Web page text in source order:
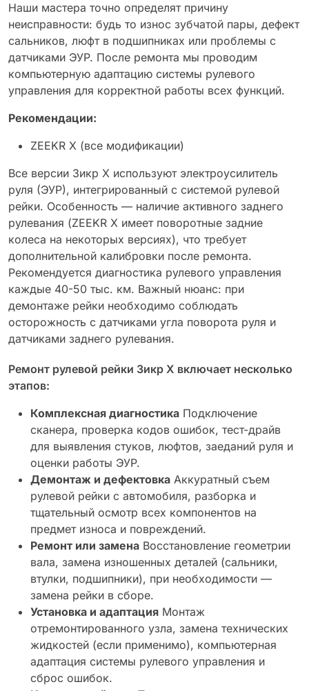
Наши мастера точно определят причину
неисправности: будь то износ зубчатой пары, дефект
сальников, люфт в подшипниках или проблемы с
датчиками ЭУР. После ремонта мы проводим
компьютерную адаптацию системы рулевого
управления для корректной работы всех функций.
Рекомендации:
ZEEKR X (все модификации)
Все версии Зикр X используют электроусилитель
руля (ЭУР), интегрированный с системой рулевой
рейки. Особенность — наличие активного заднего
рулевания (ZEEKR X имеет поворотные задние
колеса на некоторых версиях), что требует
дополнительной калибровки после ремонта.
Рекомендуется диагностика рулевого управления
каждые 40-50 тыс. км. Важный нюанс: при
демонтаже рейки необходимо соблюдать
осторожность с датчиками угла поворота руля и
датчиками заднего рулевания.
Ремонт рулевой рейки Зикр X включает несколько
этапов:
Комплексная диагностика Подключение
сканера, проверка кодов ошибок, тест-драйв
для выявления стуков, люфтов, заеданий руля и
оценки работы ЭУР.
Демонтаж и дефектовка Аккуратный съем
рулевой рейки с автомобиля, разборка и
тщательный осмотр всех компонентов на
предмет износа и повреждений.
Ремонт или замена Восстановление геометрии
вала, замена изношенных деталей (сальники,
втулки, подшипники), при необходимости —
замена рейки в сборе.
Установка и адаптация Монтаж
отремонтированного узла, замена технических
жидкостей (если применимо), компьютерная
адаптация системы рулевого управления и
сброс ошибок.